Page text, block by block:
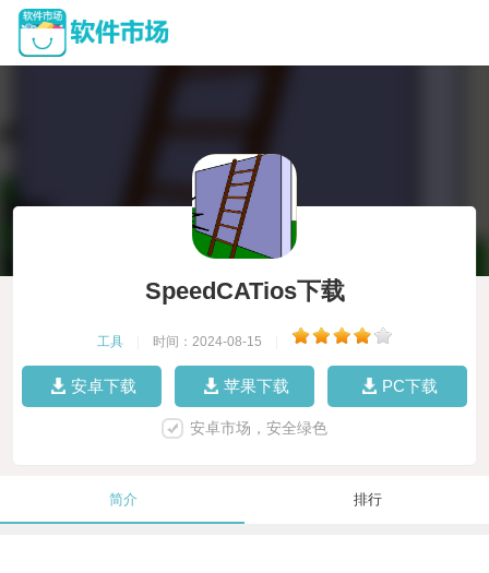
SpeedCATios下载
工具 时间：2024-08-15
安卓下载 苹果下载 PC下载
安卓市场，安全绿色
简介 排行